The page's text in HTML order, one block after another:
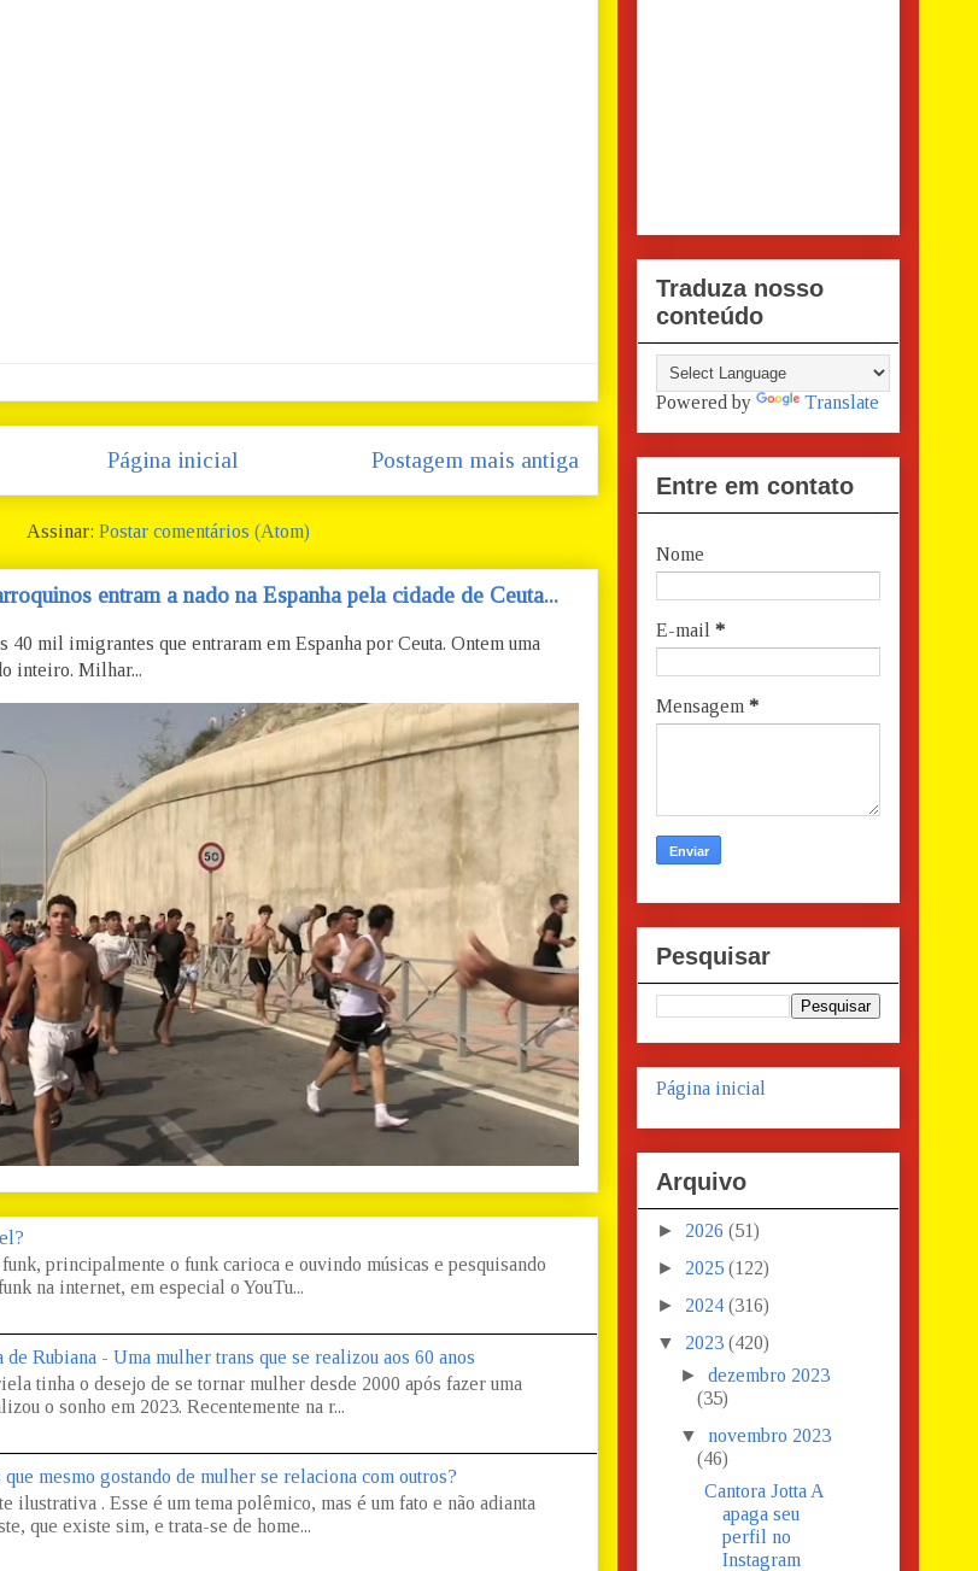
Postagem mais antiga
Página inicial
Assinar: Postar comentários (Atom)
entram a nado na Espanha pela cidade de Ceuta...
40 mil imigrantes que entraram em Espanha por Ceuta. Ontem uma
inteiro. Milhar...
principalmente o funk carioca e ouvindo músicas e pesquisando
na internet, em especial o YouTu...
de Rubiana - Uma mulher trans que se realizou aos 60 anos
tinha o desejo de se tornar mulher desde 2000 após fazer uma
o sonho em 2023. Recentemente na r...
que mesmo gostando de mulher se relaciona com outros?
ilustrativa . Esse é um tema polêmico, mas é um fato e não adianta
que existe sim, e trata-se de home...
Traduza nosso
conteúdo
Powered by Translate
Entre em contato
Nome
E-mail *
Mensagem *
Pesquisar
Página inicial
Arquivo
► 2026 (51)
► 2025 (122)
► 2024 (316)
▼ 2023 (420)
►dezembro 2023
(35)
▼ novembro 2023
(46)
Cantora Jotta A
apaga seu
perfil no
Instagram